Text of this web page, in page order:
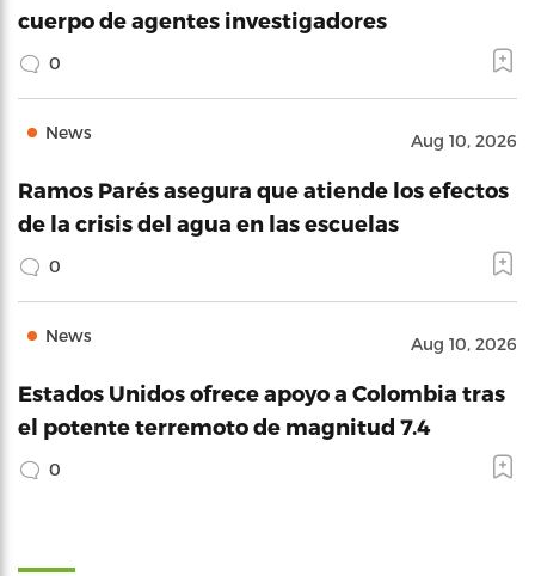
cuerpo de agentes investigadores
0
News Aug 10, 2026
Ramos Parés asegura que atiende los efectos
de la crisis del agua en las escuelas
0
News Aug 10, 2026
Estados Unidos ofrece apoyo a Colombia tras
el potente terremoto de magnitud 7.4
0